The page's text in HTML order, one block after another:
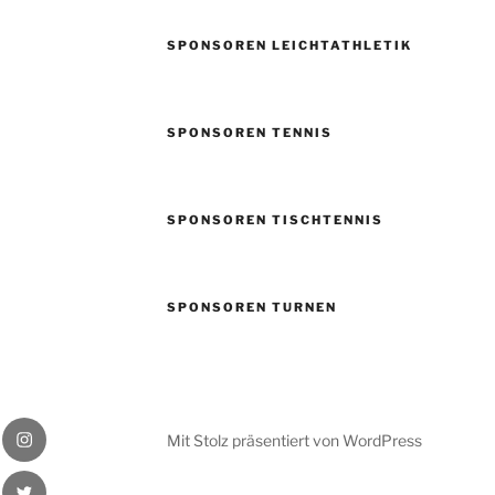
SPONSOREN LEICHTATHLETIK
SPONSOREN TENNIS
SPONSOREN TISCHTENNIS
SPONSOREN TURNEN
Instagram
Badener
Greifs
Twitter
Mit Stolz präsentiert von WordPress